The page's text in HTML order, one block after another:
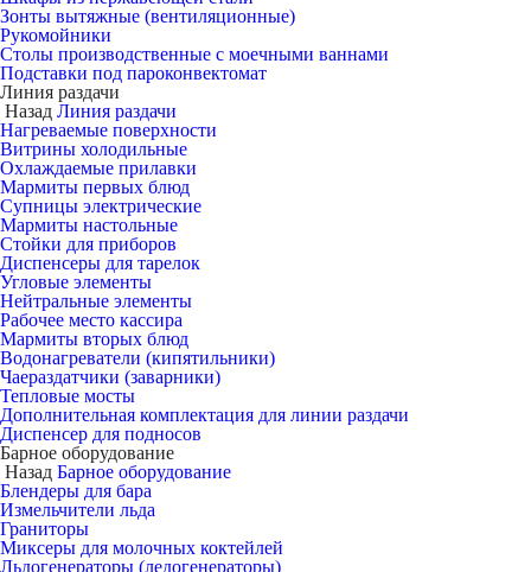
Зонты вытяжные (вентиляционные)
Рукомойники
Столы производственные с моечными ваннами
Подставки под пароконвектомат
Линия раздачи
Назад Линия раздачи
Нагреваемые поверхности
Витрины холодильные
Охлаждаемые прилавки
Мармиты первых блюд
Супницы электрические
Мармиты настольные
Стойки для приборов
Диспенсеры для тарелок
Угловые элементы
Нейтральные элементы
Рабочее место кассира
Мармиты вторых блюд
Водонагреватели (кипятильники)
Чаераздатчики (заварники)
Тепловые мосты
Дополнительная комплектация для линии раздачи
Диспенсер для подносов
Барное оборудование
Назад Барное оборудование
Блендеры для бара
Измельчители льда
Граниторы
Миксеры для молочных коктейлей
Льдогенераторы (ледогенераторы)